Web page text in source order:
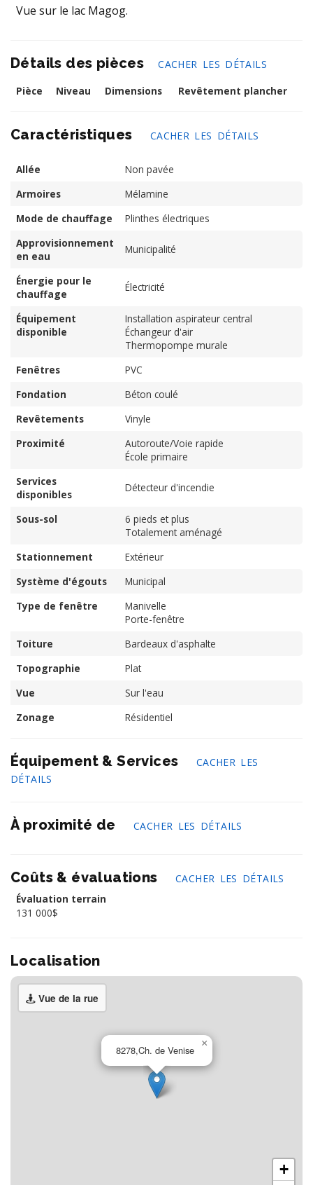
Vue sur le lac Magog.
Détails des pièces
CACHER LES DÉTAILS
Pièce
Niveau Dimensions Revêtement plancher
Caractéristiques CACHER LES DÉTAILS
Allée
Non pavée
Armoires
Mélamine
Mode de chauffage
Plinthes électriques
Approvisionnement
en eau
Municipalité
Énergie pour le
chauffage
Électricité
Équipement
disponible
Installation aspirateur central
Échangeur d'air
Thermopompe murale
Fenêtres
PVC
Fondation
Béton coulé
Revêtements
Vinyle
Proximité
Autoroute/Voie rapide
École primaire
Services
disponibles
Détecteur d'incendie
Sous-sol
6 pieds et plus
Totalement aménagé
Stationnement
Extérieur
Système d'égouts
Municipal
Type de fenêtre
Manivelle
Porte-fenêtre
Toiture
Bardeaux d'asphalte
Topographie
Plat
Vue
Sur l'eau
Zonage
Résidentiel
Équipement & Services
CACHER LES
DÉTAILS
À proximité de CACHER LES DÉTAILS
Coûts & évaluations
CACHER LES DÉTAILS
Évaluation terrain
131 000$
Localisation
Vue de la rue
8278,Ch. de Venise
×
+